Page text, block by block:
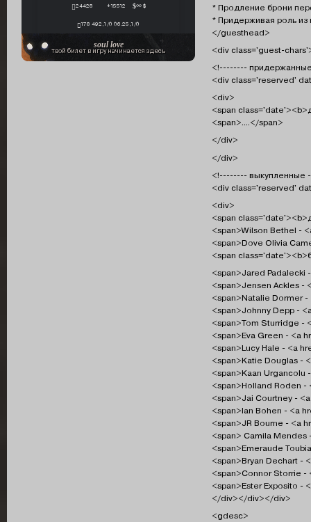
24428 +15512 ∞ $
178 492,1/0 06.25,1/0
soul love
твой билет в игру начинается здесь
* Продление брони
* Придерживая роль
</guesthead>
<div class='guest-
<!--------
<div class='reserved'
<div>
<span
<span>....</span>
</div>
</div>
<!-------- выкупленные
<div class='reserved'
<div>
<span
<span>Wilson Bethel -
<span>Dove Olivia
<span
<span>Jared Padalecki
<span>Jensen Ackles -
<span>Natalie Dormer
<span>Johnny Depp -
<span>Tom Sturridge -
<span>Eva Green - <a
<span>Lucy Hale - <a
<span>Katie Douglas -
<span>Kaan Urgancolu
<span>Holland Roden
<span>Jai Courtney -
<span>Ian Bohen - <a
<span>JR Bourne - <a
<span> Camila
<span>Emeraude
<span>Bryan Dechart -
<span>Connor Storrie -
<span>Ester Exposito -
</div></div></div>
<gdesc>